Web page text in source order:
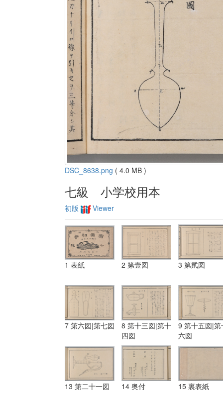
DSC_8638.png ( 4.0 MB )
七級 小学校用本
初版 Viewer
1 表紙 2 第壹図 3 第貮図
7 第六図|第七図
8 第十三図|第十
四図
9 第十五図|第
六図
13 第二十一図 14 奥付 15 裏表紙